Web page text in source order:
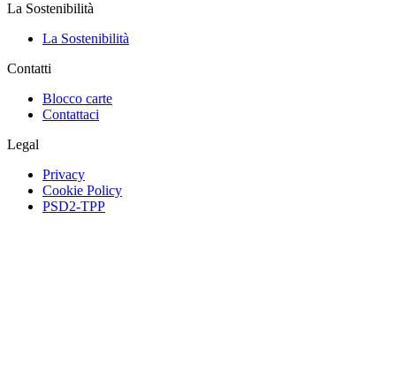
La Sostenibilità
La Sostenibilità
Contatti
Blocco carte
Contattaci
Legal
Privacy
Cookie Policy
PSD2-TPP